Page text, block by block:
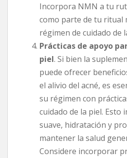
Incorpora NMN a tu
como parte de tu ritual
régimen de cuidado de
Prácticas de apoyo
piel. Si bien la
puede ofrecer
el alivio del acné, es
su régimen con
cuidado de la piel. Esto
suave, hidratación y
mantener la salud
Considere incorporar